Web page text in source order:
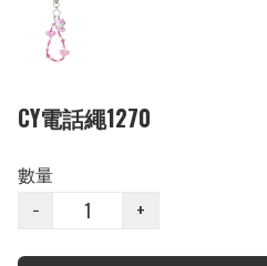
CY電話繩1270
數量
−
+